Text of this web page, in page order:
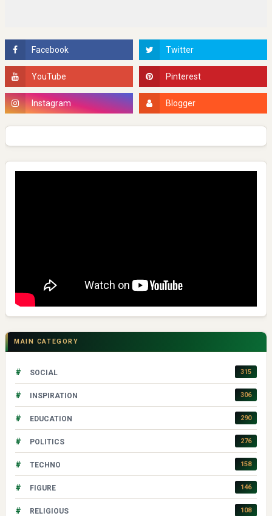
MAIN CATEGORY
# SOCIAL 315
# INSPIRATION 306
# EDUCATION 290
# POLITICS 276
# TECHNO 158
# FIGURE 146
# RELIGIOUS 108